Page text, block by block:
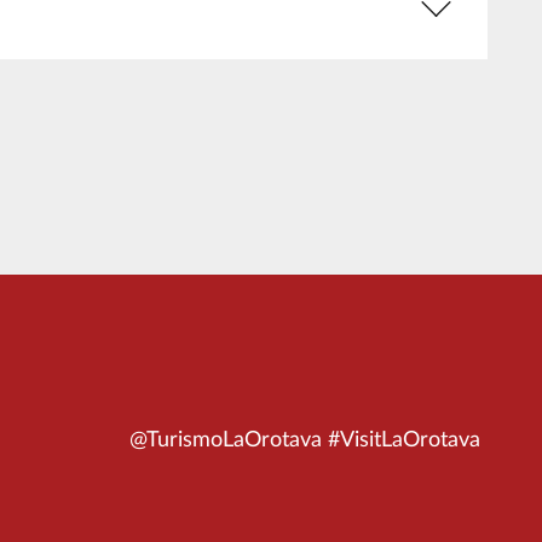
@TurismoLaOrotava #VisitLaOrotava